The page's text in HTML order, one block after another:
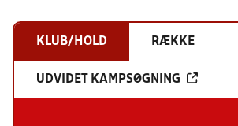
KLUB/HOLD RÆKKE
UDVIDET KAMPSØGNING